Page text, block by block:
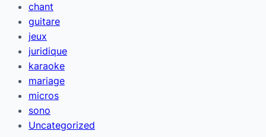
chant
guitare
jeux
juridique
karaoke
mariage
micros
sono
Uncategorized